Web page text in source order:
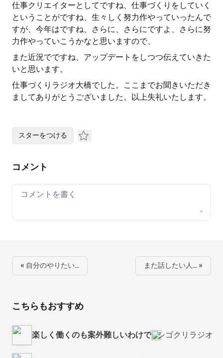
仕事クリエイターとしてですね、仕事づくりをしていく
ということがですね、生々しく努力作やっていったんで
すが、今年はですね、さらに、さらにですよ、さらに努
力作やっていこうかなと思いますので、
また近況でですね、アップデートをしつつ伝えていきた
いと思います。
仕事づくりラジオ大橋でした。ここまでお聞きいただき
ましてありがとうございました。以上失礼いたします。
スターをつける
コメント
Your comment
« 自分のやりたい… また話したい人… »
こちらもおすすめ
楽しく働くのも案外難しいわけで シゴクリラジオ！